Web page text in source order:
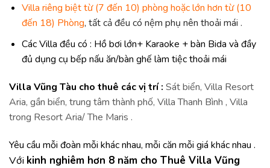
Villa riêng biệt từ (7 đến 10) phòng hoặc lớn hơn từ (10
đến 18) Phòng, tất cả đều có nệm phụ nên thoải mái .
Các Villa đều có : Hồ bơi lớn+ Karaoke + bàn Bida và đầy
đủ dụng cụ bếp nấu ăn/bàn ghế làm tiệc thoải mái
Villa Vũng Tàu cho thuê các vị trí : Sát biển, Villa Resort
Aria, gần biển, trung tâm thành phố, Villa Thanh Bình , Villa
trong Resort Aria/ The Maris .
Yêu cầu mỗi đoàn mỗi khác nhau, mỗi căn mỗi giá khác nhau .
Với kinh nghiêm hơn 8 năm cho Thuê Villa Vũng